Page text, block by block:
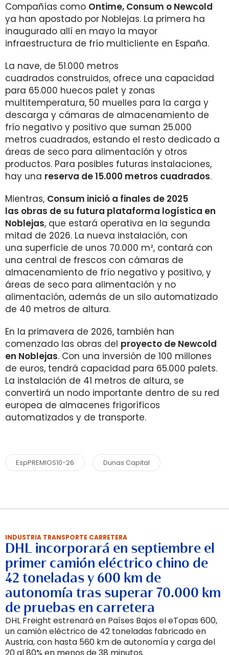
Compañías como Ontime, Consum o Newcold
ya han apostado por Noblejas. La primera ha
inaugurado allí en mayo la mayor
infraestructura de frío multicliente en España.
La nave, de 51.000 metros
cuadrados construidos, ofrece una capacidad
para 65.000 huecos palet y zonas
multitemperatura, 50 muelles para la carga y
descarga y cámaras de almacenamiento de
frío negativo y positivo que suman 25.000
metros cuadrados, estando el resto dedicado a
áreas de seco para alimentación y otros
productos. Para posibles futuras instalaciones,
hay una reserva de 15.000 metros cuadrados.
Mientras, Consum inició a finales de 2025
las obras de su futura plataforma logística en
Noblejas, que estará operativa en la segunda
mitad de 2026. La nueva instalación, con
una superficie de unos 70.000 m², contará con
una central de frescos con cámaras de
almacenamiento de frío negativo y positivo, y
áreas de seco para alimentación y no
alimentación, además de un silo automatizado
de 40 metros de altura.
En la primavera de 2026, también han
comenzado las obras del proyecto de Newcold
en Noblejas. Con una inversión de 100 millones
de euros, tendrá capacidad para 65.000 palets.
La instalación de 41 metros de altura, se
convertirá un nodo importante dentro de su red
europea de almacenes frigoríficos
automatizados y de transporte.
EspPREMIOS10-26 Dunas Capital
INDUSTRIA TRANSPORTE CARRETERA
DHL incorporará en septiembre el
primer camión eléctrico chino de
42 toneladas y 600 km de
autonomía tras superar 70.000 km
de pruebas en carretera
DHL Freight estrenará en Países Bajos el eTopas 600,
un camión eléctrico de 42 toneladas fabricado en
Austria, con hasta 560 km de autonomía y carga del